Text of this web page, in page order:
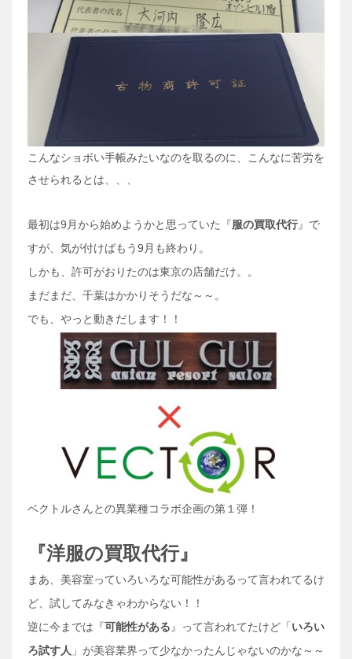
こんなショボい手帳みたいなのを取るのに、こんなに苦労を
させられるとは、、、
最初は9月から始めようかと思っていた『服の買取代行』で
すが、気が付けばもう9月も終わり。
しかも、許可がおりたのは東京の店舗だけ。。
まだまだ、千葉はかかりそうだな～～。
でも、やっと動きだします！！
ベクトルさんとの異業種コラボ企画の第１弾！
『洋服の買取代行』
まあ、美容室っていろいろな可能性があるって言われてるけ
ど、試してみなきゃわからない！！
逆に今までは『可能性がある』って言われてたけど「 いろい
ろ試す人 」が美容業界って少なかったんじゃないのかな～～